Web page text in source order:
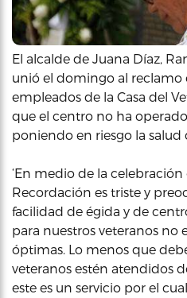
El alcalde de Juana Díaz,
unió el domingo al reclamo
empleados de la Casa del
que el centro no ha
poniendo en riesgo la salud
‘En medio de la
Recordación es triste y
facilidad de égida y de
para nuestros veteranos no
óptimas. Lo menos que
veteranos estén atendidos
este es un servicio por el